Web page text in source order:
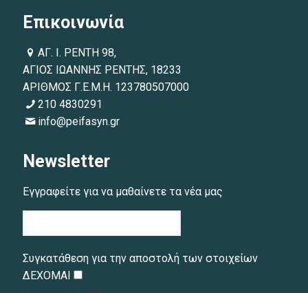
Επικοινωνία
ΑΓ. Ι. ΡΕΝΤΗ 98,
ΑΓΙΟΣ ΙΩΑΝΝΗΣ ΡΕΝΤΗΣ, 18233
ΑΡΙΘΜΟΣ Γ.Ε.Μ.Η. 123780507000
210 4830291
info@peifasyn.gr
Newsletter
Εγγραφείτε για να μαθαίνετε τα νέα μας
Συγκατάθεση για την αποστολή των στοιχείων
ΔΕΧΟΜΑΙ